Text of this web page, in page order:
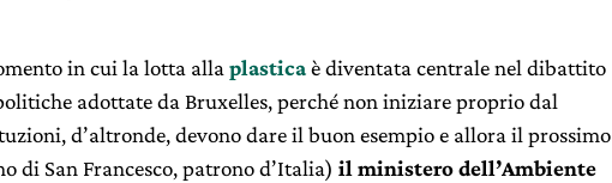
in cui la lotta alla plasticaè diventata centrale nel dibattito
adottate da Bruxelles, perché non iniziare proprio dal
d’altronde, devono dare il buon esempio e allora il prossimo
di San Francesco, patrono d’Italia) il ministero dell’Ambiente